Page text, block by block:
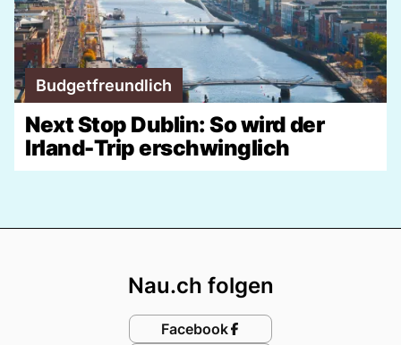
Budgetfreundlich
Next Stop Dublin: So wird der
Irland-Trip erschwinglich
Nau.ch folgen
Facebook